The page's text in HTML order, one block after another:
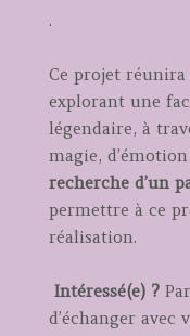
.
Ce projet réunira
explorant une
légendaire, à
magie,
recherche d’un
permettre à ce
réalisation.
Intéressé(e) ?
d’échanger avec